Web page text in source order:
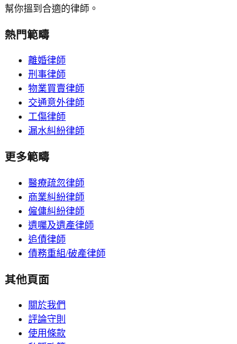
幫你搵到合適的律師。
熱門範疇
離婚律師
刑事律師
物業買賣律師
交通意外律師
工傷律師
漏水糾紛律師
更多範疇
醫療疏忽律師
商業糾紛律師
僱傭糾紛律師
遺囑及遺產律師
追債律師
債務重組/破產律師
其他頁面
關於我們
評論守則
使用條款